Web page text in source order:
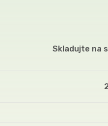
Skladujte na